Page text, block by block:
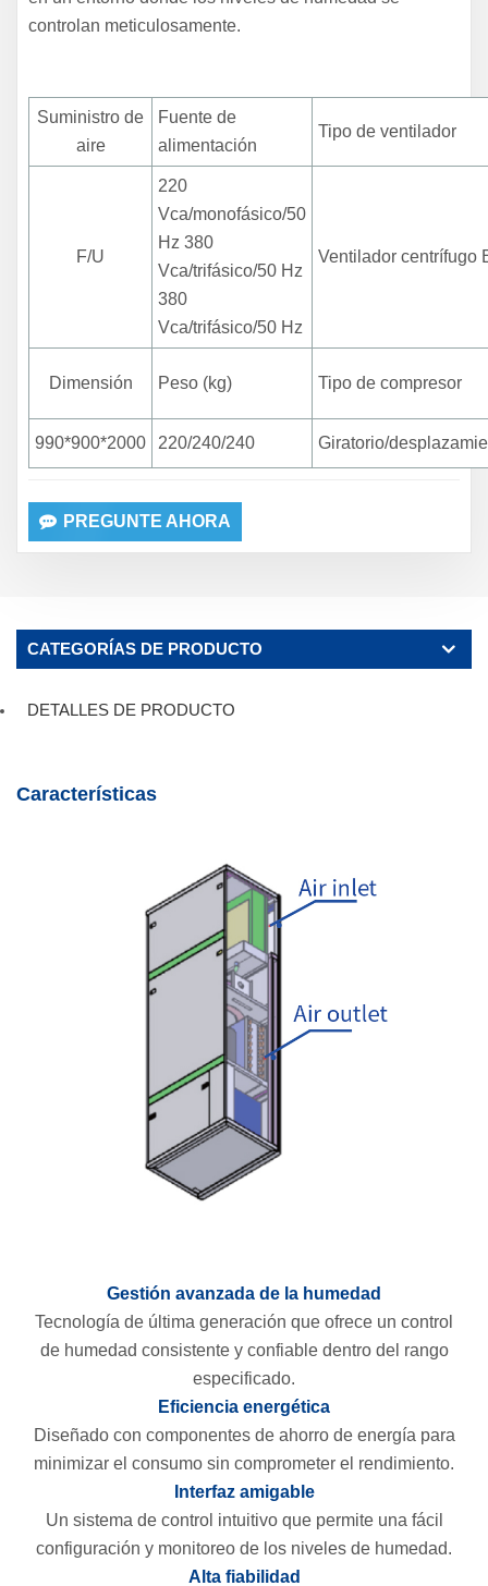
controlan meticulosamente.
Suministro de
aire
Fuente de
alimentación
Tipo de ventilador
F/U
220
Vca/monofásico/50
Hz 380
Vca/trifásico/50 Hz
380
Vca/trifásico/50 Hz
Ventilador centrífugo
Dimensión Peso (kg) Tipo de compresor
990*900*2000 220/240/240 Giratorio/
PREGUNTE AHORA
CATEGORÍAS DE PRODUCTO
DETALLES DE PRODUCTO
Características
Gestión avanzada de la humedad
Tecnología de última generación que ofrece un control
de humedad consistente y confiable dentro del rango
especificado.
Eficiencia energética
Diseñado con componentes de ahorro de energía para
minimizar el consumo sin comprometer el rendimiento.
Interfaz amigable
Un sistema de control intuitivo que permite una fácil
configuración y monitoreo de los niveles de humedad.
Alta fiabilidad